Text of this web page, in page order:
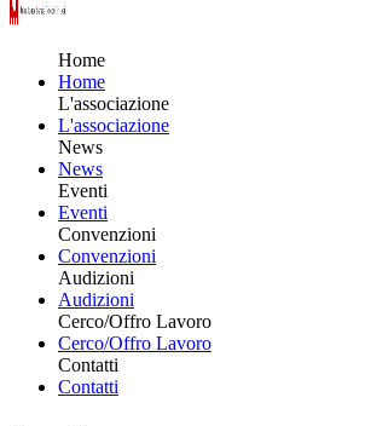
Home
Home
L'associazione
L'associazione
News
News
Eventi
Eventi
Convenzioni
Convenzioni
Audizioni
Audizioni
Cerco/Offro Lavoro
Cerco/Offro Lavoro
Contatti
Contatti